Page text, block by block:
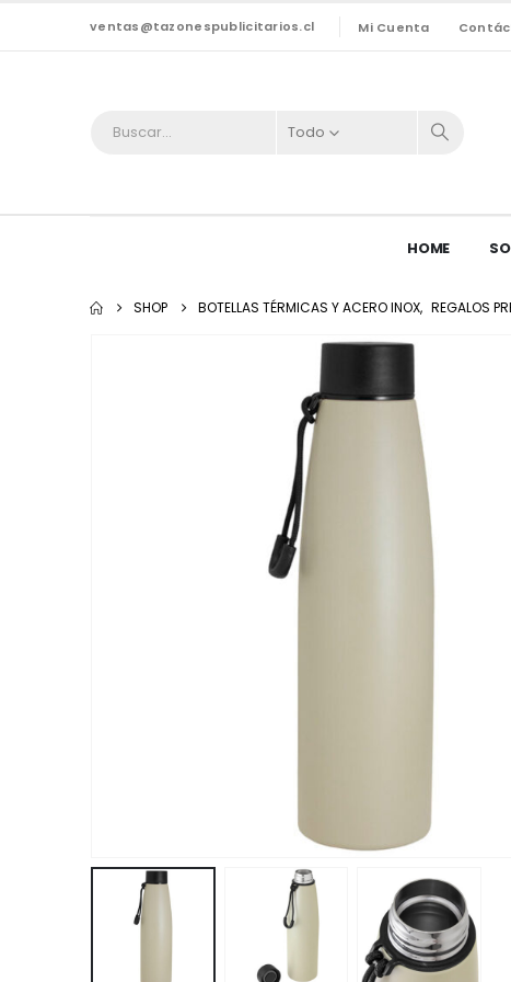
ventas@tazonespublicitarios.cl Mi Cuenta
Todo
HOME
SHOP BOTELLAS TÉRMICAS Y ACERO INOX, REGALOS